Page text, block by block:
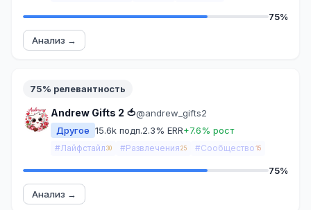
75%
Анализ →
75% релевантность
Andrew Gifts 2 🍅@andrew_gifts2
Другое 15.6k подп.2.3% ERR+7.6% рост
#Лайфстайл 30 #Развлечения 25 #Сообщество 15
75%
Анализ →